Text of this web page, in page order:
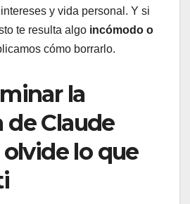
y vida personal. Y si
te resulta algo incómodo o
cómo borrarlo.
la
Claude
lo que